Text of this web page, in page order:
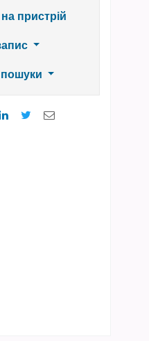
пристрій